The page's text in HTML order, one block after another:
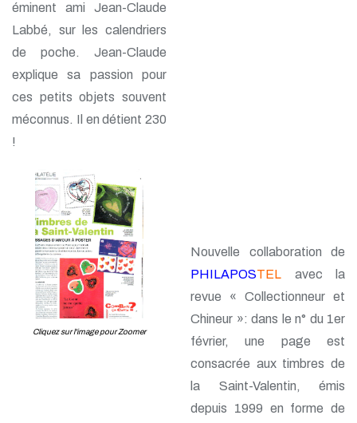
éminent ami Jean-Claude
Labbé, sur les calendriers
de poche. Jean-Claude
explique sa passion pour
ces petits objets souvent
méconnus. Il en détient 230
!
Cliquez sur l'image pour Zoomer
Nouvelle collaboration de
PHILAPOSTEL avec la
revue « Collectionneur et
Chineur »: dans le n° du 1er
février, une page est
consacrée aux timbres de
la Saint-Valentin, émis
depuis 1999 en forme de